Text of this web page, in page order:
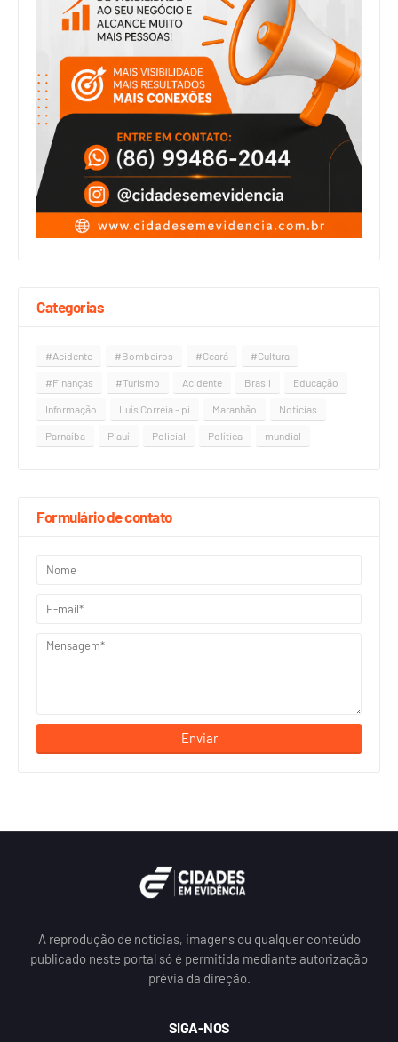
Categorias
#Acidente #Bombeiros #Ceará #Cultura
#Finanças #Turismo Acidente Brasil Educação
Informação Luís Correia - pi Maranhão Notícias
Parnaíba Piauí Policial Política mundial
Formulário de contato
A reprodução de notícias, imagens ou qualquer conteúdo
publicado neste portal só é permitida mediante autorização
prévia da direção.
SIGA-NOS